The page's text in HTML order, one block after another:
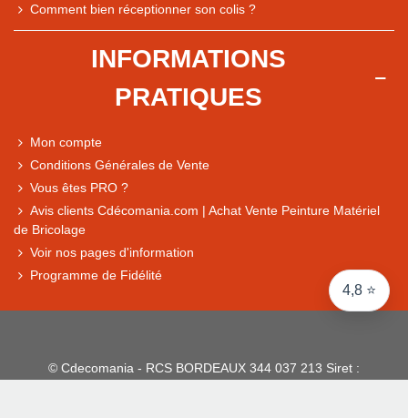
4,8 ⭐
Comparaison des performances du magasin
Express, Chez vous, Point relais, Retrait magasin
Comment bien réceptionner son colis ?
INFORMATIONS
PRATIQUES
Mon compte
Conditions Générales de Vente
Vous êtes PRO ?
Avis clients Cdécomania.com | Achat Vente Peinture Matériel
de Bricolage
Voir nos pages d'information
Programme de Fidélité
© Cdecomania - RCS BORDEAUX 344 037 213 Siret :